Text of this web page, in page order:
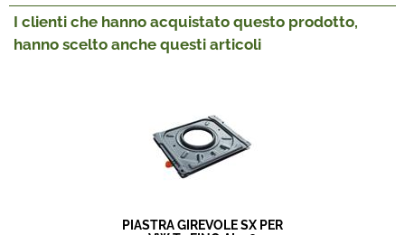
I clienti che hanno acquistato questo prodotto,
hanno scelto anche questi articoli
PIASTRA GIREVOLE SX PER